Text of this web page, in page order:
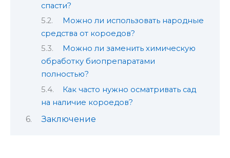
спасти?
Можно ли использовать народные
средства от короедов?
Можно ли заменить химическую
обработку биопрепаратами
полностью?
Как часто нужно осматривать сад
на наличие короедов?
Заключение